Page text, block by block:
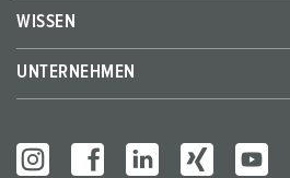
WISSEN
UNTERNEHMEN